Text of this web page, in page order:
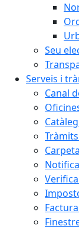
Seu
Serveis i
Canal